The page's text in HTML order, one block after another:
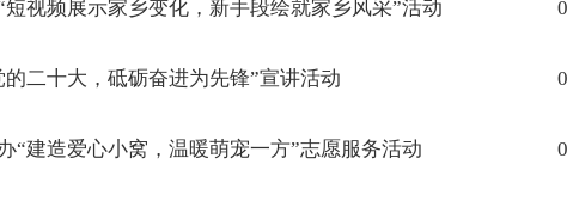
视频展示家乡变化，新手段绘就家乡风采”活动
二十大，砥砺奋进为先锋”宣讲活动
“建造爱心小窝，温暖萌宠一方”志愿服务活动